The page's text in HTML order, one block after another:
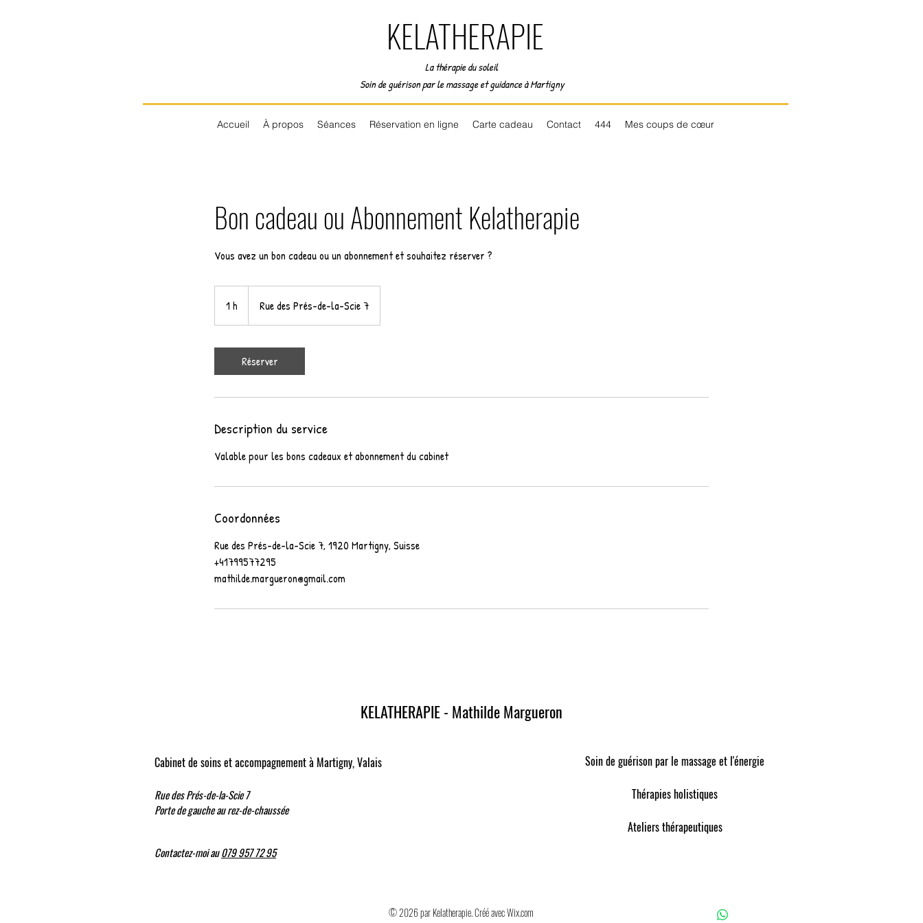
KELATHERAPIE
La thérapie du soleil
Soin de guérison par le massage et guidance à Martigny
Accueil À propos Séances Réservation en ligne Carte cadeau Contact 444 Mes coups de cœur
Bon cadeau ou Abonnement Kelatherapie
Vous avez un bon cadeau ou un abonnement et souhaitez réserver ?
1 h Rue des Prés-de-la-Scie 7
Réserver
Description du service
Valable pour les bons cadeaux et abonnement du cabinet
Coordonnées
Rue des Prés-de-la-Scie 7, 1920 Martigny, Suisse
+41799577295
mathilde.margueron@gmail.com
KELATHERAPIE - Mathilde Margueron
​Cabinet de soins et accompagnement à Martigny, Valais
Rue des Prés-de-la-Scie 7
Porte de gauche au rez-de-chaussée
Contactez-moi au079 957 72 95
© 2026 par Kelatherapie. Créé avec Wix.com
Soin de guérison par le massage et l'énergie
Thérapies holistiques
Ateliers thérapeutiques